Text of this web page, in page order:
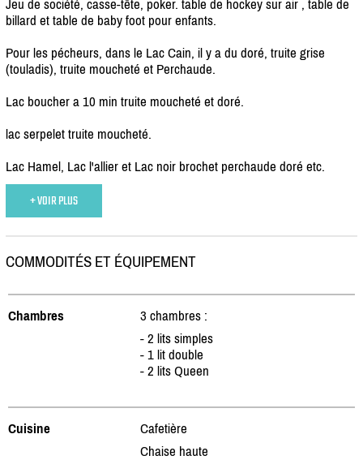
Jeu de société, casse-tête, poker. table de hockey sur air , table de
billard et table de baby foot pour enfants.
Pour les pécheurs, dans le Lac Cain, il y a du doré, truite grise
(touladis), truite moucheté et Perchaude.
Lac boucher a 10 min truite moucheté et doré.
lac serpelet truite moucheté.
Lac Hamel, Lac l'allier et Lac noir brochet perchaude doré etc.
+ VOIR PLUS
COMMODITÉS ET ÉQUIPEMENT
Chambres
3 chambres :
- 2 lits simples
- 1 lit double
- 2 lits Queen
Cuisine
Cafetière
Chaise haute